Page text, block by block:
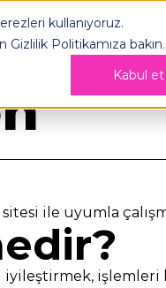
kullanıyoruz.
Gizlilik Politikamıza bakın.
Kabul et
TEKNOLOJİ
ile uyumla
işlemleri